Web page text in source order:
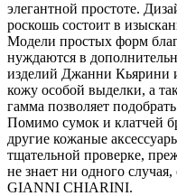
элегантной простоте.
роскошь состоит в
Модели простых форм
нуждаются в
изделий Джанни Кьярини
кожу особой выделки, а
гамма позволяет
Помимо сумок и клатчей
другие кожаные
тщательной проверке,
не знает ни одного
GIANNI CHIARINI.